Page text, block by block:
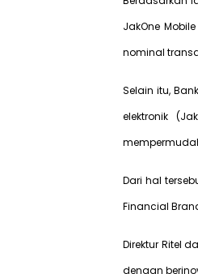
JakOne
nominal
Selain itu,
elektronik
Dari hal
Financial
Direktur Ritel
dengan